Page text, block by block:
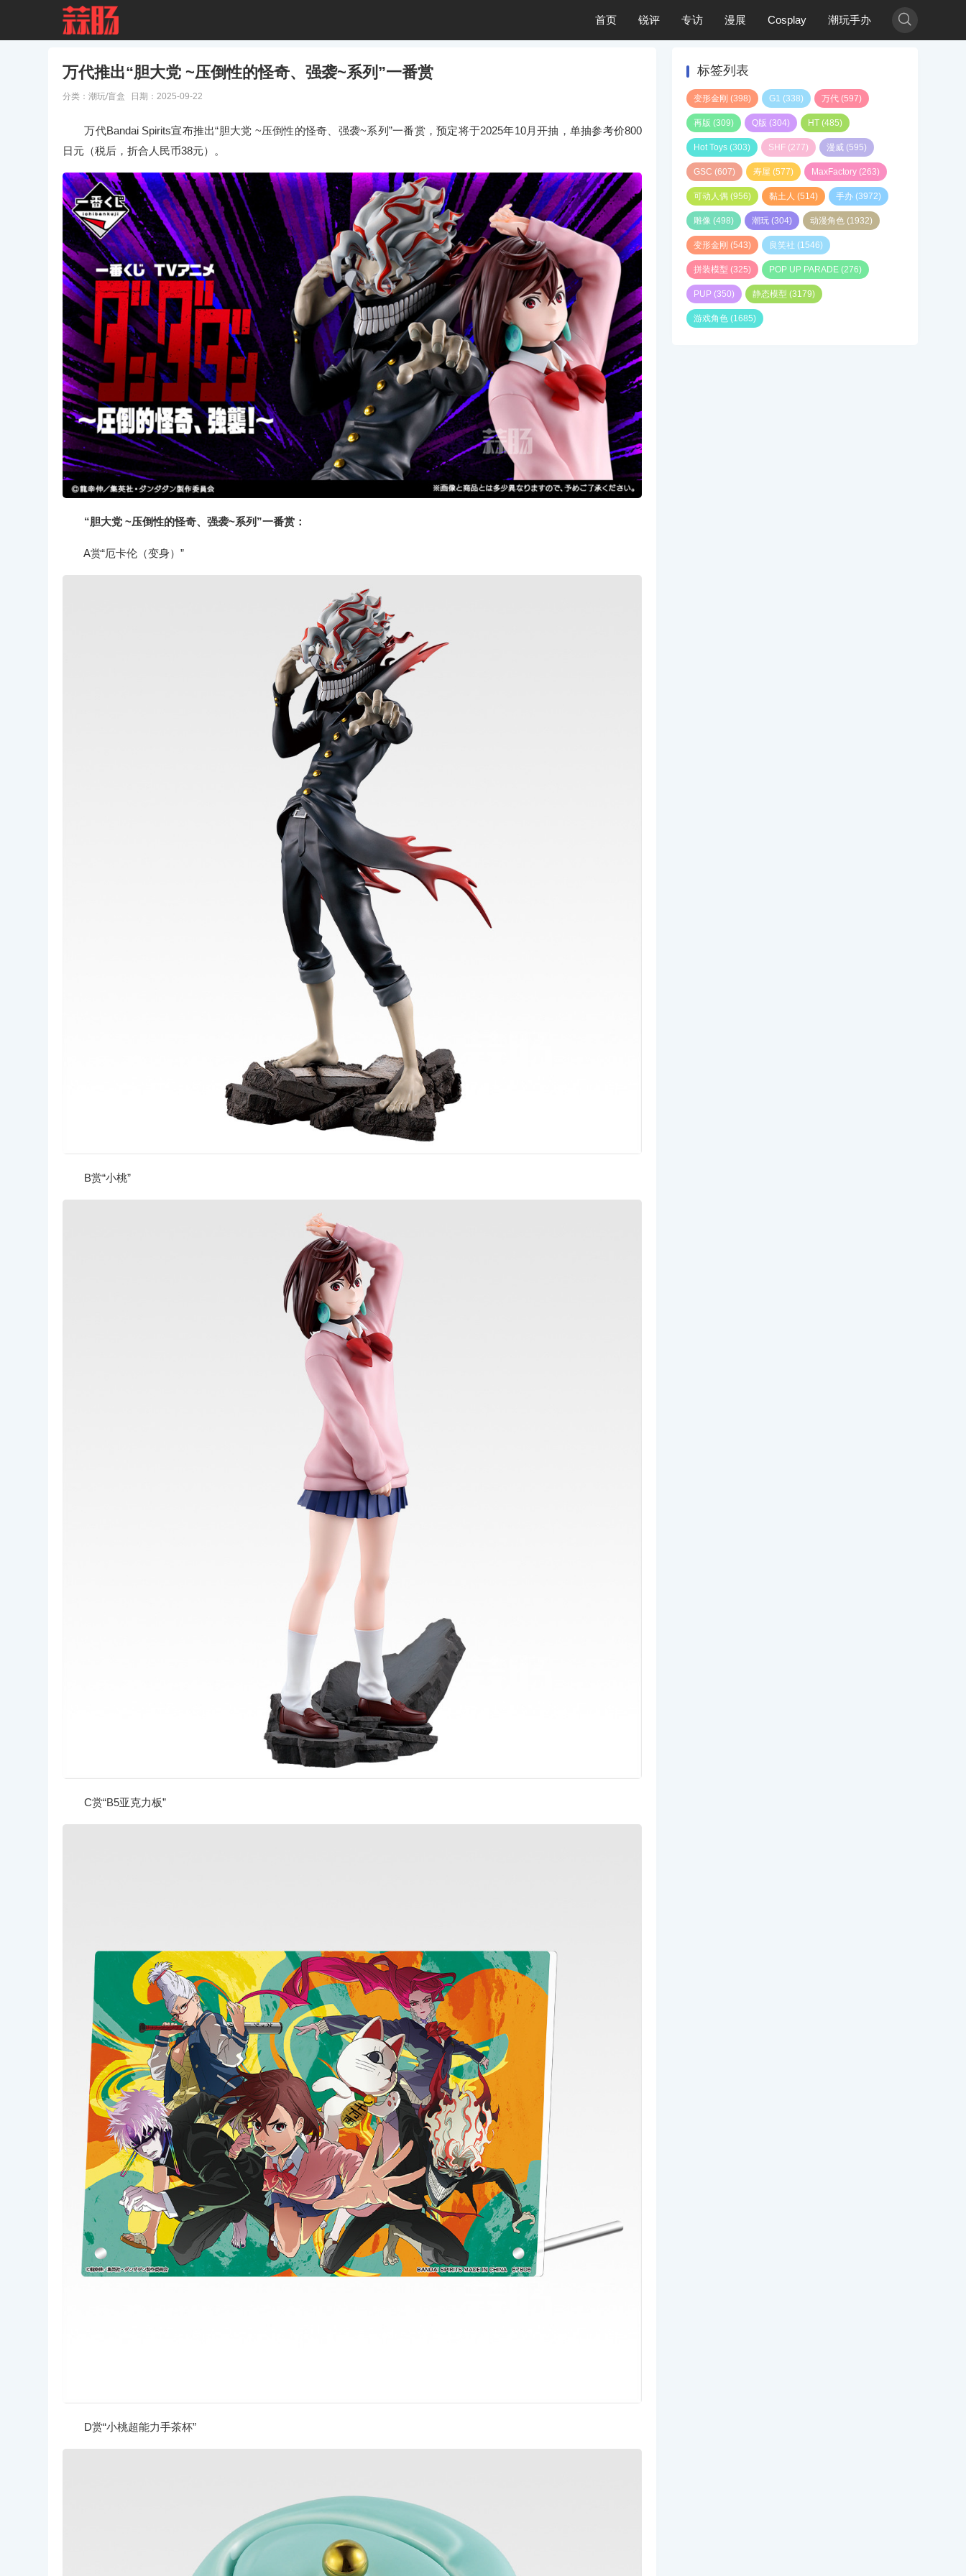
首页 锐评 专访 漫展 Cosplay 潮玩手办 
万代推出“胆大党 ~压倒性的怪奇、强袭~系列”一番赏
分类： 潮玩/盲盒 日期：2025-09-22
万代Bandai Spirits宣布推出“胆大党 ~压倒性的怪奇、强袭~系列”一番赏，预定将于2025年10月开抽，单抽参考价800
日元（税后，折合人民币38元）。
“胆大党 ~压倒性的怪奇、强袭~系列”一番赏：
A赏“厄卡伦（变身）”
B赏“小桃”
C赏“B5亚克力板”
D赏“小桃超能力手茶杯”
标签列表
变形金刚 (398) G1 (338) 万代 (597)
再版 (309) Q版 (304) HT (485)
Hot Toys (303) SHF (277) 漫威 (595)
GSC (607) 寿屋 (577) MaxFactory (263)
可动人偶 (956) 黏土人 (514) 手办 (3972)
雕像 (498) 潮玩 (304) 动漫角色 (1932)
变形金刚 (543) 良笑社 (1546)
拼装模型 (325) POP UP PARADE (276)
PUP (350) 静态模型 (3179)
游戏角色 (1685)